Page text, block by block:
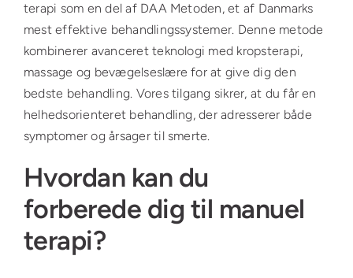
terapi som en del af DAA Metoden, et af Danmarks
mest effektive behandlingssystemer. Denne metode
kombinerer avanceret teknologi med kropsterapi,
massage og bevægelseslære for at give dig den
bedste behandling. Vores tilgang sikrer, at du får en
helhedsorienteret behandling, der adresserer både
symptomer og årsager til smerte.
Hvordan kan du
forberede dig til manuel
terapi?